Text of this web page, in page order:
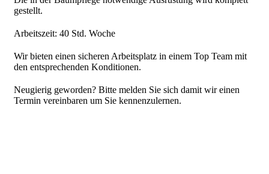
gestellt.
Arbeitszeit: 40 Std. Woche
Wir bieten einen sicheren Arbeitsplatz in einem Top Team mit
den entsprechenden Konditionen.
Neugierig geworden? Bitte melden Sie sich damit wir einen
Termin vereinbaren um Sie kennenzulernen.